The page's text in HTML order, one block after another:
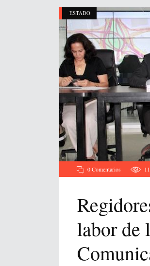
ESTADO
0 Comentarios
labor de